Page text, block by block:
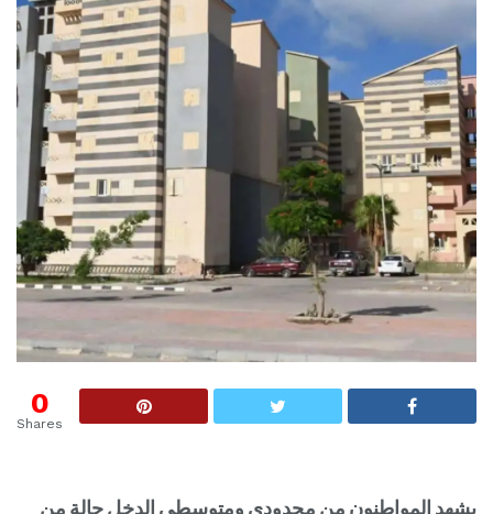
0
Shares
يشهد المواطنون من محدودي ومتوسطي الدخل حالة من